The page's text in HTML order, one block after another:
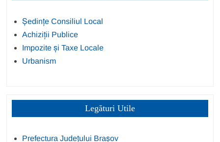
Ședințe Consiliul Local
Achiziții Publice
Impozite și Taxe Locale
Urbanism
Legături Utile
Prefectura Județului Brașov